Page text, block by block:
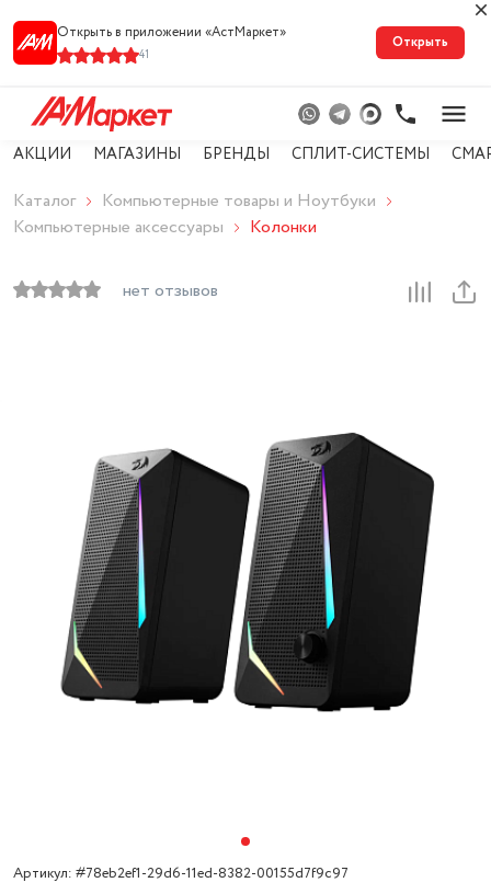
Открыть в приложении «АстМарке‪т‬»
41
Открыть
АКЦИИ МАГАЗИНЫ БРЕНДЫ СПЛИТ-СИСТЕМЫ
Каталог
Компьютерные товары и Ноутбуки
Компьютерные аксессуары
Колонки
нет отзывов
Артикул: #78eb2ef1-29d6-11ed-8382-00155d7f9c97